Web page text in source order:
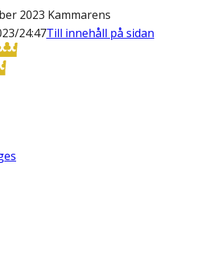
2023 Kammarens
24:47Till innehåll på sidan